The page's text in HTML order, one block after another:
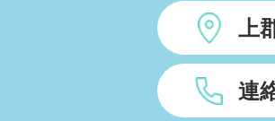
上
連